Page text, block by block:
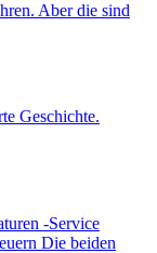
Aber die sind
Geschichte.
-Service
Die beiden